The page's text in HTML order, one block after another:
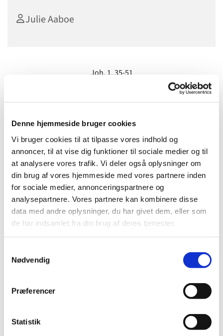
Denne hjemmeside bruger cookies
Vi bruger cookies til at tilpasse vores indhold og
annoncer, til at vise dig funktioner til sociale medier og til
at analysere vores trafik. Vi deler også oplysninger om
din brug af vores hjemmeside med vores partnere inden
for sociale medier, annonceringspartnere og
analysepartnere. Vores partnere kan kombinere disse
data med andre oplysninger, du har givet dem, eller som
de har indsamlet fra din brug af deres tjenester.
Nødvendig
Præferencer
Statistik
Julie Aaboe
Joh. 1, 35-51
Du vil måske også kunne lide...